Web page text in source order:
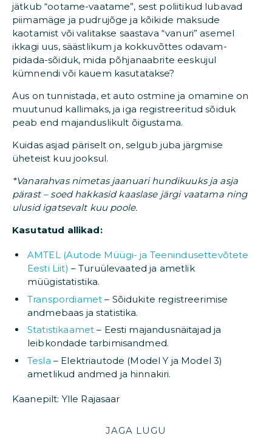
jätkub “ootame-vaatame”, sest poliitikud lubavad
piimamäge ja pudrujõge ja kõikide maksude
kaotamist või valitakse saastava “vanuri” asemel
ikkagi uus, säästlikum ja kokkuvõttes odavam-
pidada-sõiduk, mida põhjanaabrite eeskujul
kümnendi või kauem kasutatakse?
Aus on tunnistada, et auto ostmine ja omamine on
muutunud kallimaks, ja iga registreeritud sõiduk
peab end majanduslikult õigustama.
Kuidas asjad päriselt on, selgub juba järgmise
üheteist kuu jooksul.
*Vanarahvas nimetas jaanuari hundikuuks ja asja
pärast – soed hakkasid kaaslase järgi vaatama ning
ulusid igatsevalt kuu poole.
Kasutatud allikad:
AMTEL (Autode Müügi- ja Teenindusettevõtete
Eesti Liit) – Turuülevaated ja ametlik
müügistatistika.
Transpordiamet – Sõidukite registreerimise
andmebaas ja statistika.
Statistikaamet – Eesti majandusnäitajad ja
leibkondade tarbimisandmed.
Tesla – Elektriautode (Model Y ja Model 3)
ametlikud andmed ja hinnakiri.
Kaanepilt: Ylle Rajasaar
JAGA LUGU